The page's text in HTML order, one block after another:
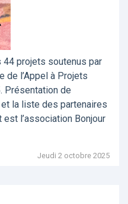
projets soutenus par
de l’Appel à Projets
Présentation de
et la liste des partenaires
est l’association Bonjour
Jeudi 2 octobre 2025